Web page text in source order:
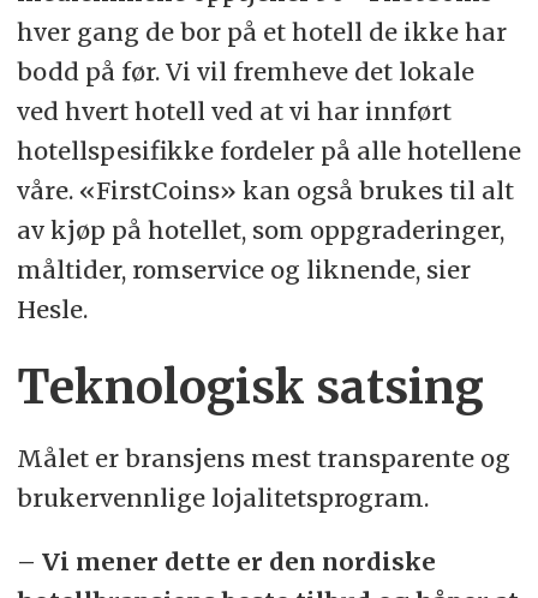
hver gang de bor på et hotell de ikke har
bodd på før. Vi vil fremheve det lokale
ved hvert hotell ved at vi har innført
hotellspesifikke fordeler på alle hotellene
våre. «FirstCoins» kan også brukes til alt
av kjøp på hotellet, som oppgraderinger,
måltider, romservice og liknende, sier
Hesle.
Teknologisk satsing
Målet er bransjens mest transparente og
brukervennlige lojalitetsprogram.
– Vi mener dette er den nordiske